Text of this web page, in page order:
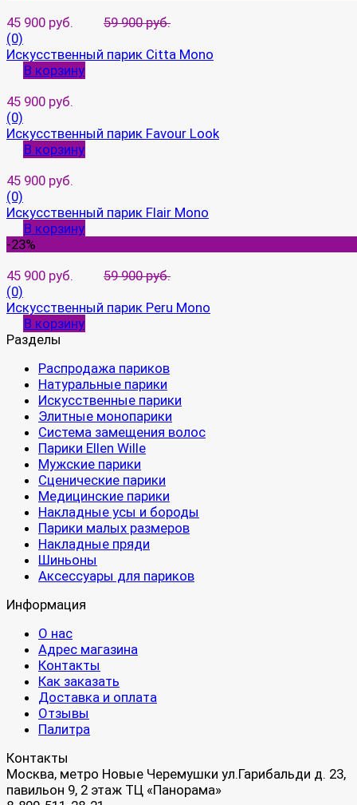
45 900 руб.
59 900 руб.
(0)
Искусственный парик Citta Mono
В корзину
45 900 руб.
(0)
Искусственный парик Favour Look
В корзину
45 900 руб.
(0)
Искусственный парик Flair Mono
В корзину
-23%
45 900 руб.
59 900 руб.
(0)
Искусственный парик Peru Mono
В корзину
Разделы
Распродажа париков
Натуральные парики
Искусственные парики
Элитные монопарики
Система замещения волос
Парики Ellen Wille
Мужские парики
Сценические парики
Медицинские парики
Накладные усы и бороды
Парики малых размеров
Накладные пряди
Шиньоны
Аксессуары для париков
Информация
О нас
Адрес магазина
Контакты
Как заказать
Доставка и оплата
Отзывы
Палитра
Контакты
Москва, метро Новые Черемушки ул.Гарибальди д. 23,
павильон 9, 2 этаж ТЦ «Панорама»